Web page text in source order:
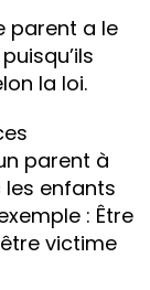
parent a le
la loi.
parent à
enfants
: Être
victime